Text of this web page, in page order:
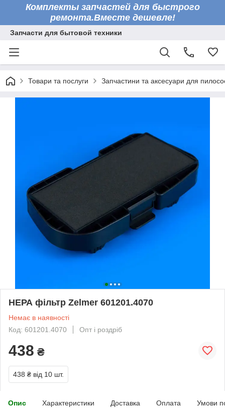
Комплекты запчастей для быстрого
ремонта.Вместе дешевле!
Запчасти для бытовой техники
Товари та послуги Запчастини та аксесуари для
НЕРА фільтр Zelmer 601201.4070
Немає в наявності
Код: 601201.4070
Опт і роздріб
438 ₴
438 ₴ від 10 шт.
Опис Характеристики Доставка Оплата Умови